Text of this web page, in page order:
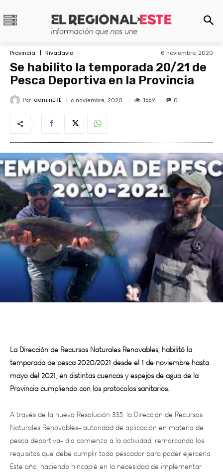
Provincia Rivadavia 6 noviembre, 2020
Se habilito la temporada 20/21 de
Pesca Deportiva en la Provincia
Por adminERE 6 noviembre, 2020 1559 0
temporada de pesca 2020/2021 desde el 1 de noviembre hasta
mayo del 2021, en distintas cuencas y espejos de agua de la
Provincia cumpliendo con los protocolos sanitarios.
A través de la nueva Resolución 335, la Dirección de Recursos
Naturales Renovables- autoridad de aplicación en materia de
pesca deportiva- dio comienzo a la actividad, remarcando los
requisitos que debe cumplir todo pescador para poder ejercerla.
Este año, haciendo hincapié en la necesidad de implementar
exhaustivamente las medidas de higiene preventivas para evitar